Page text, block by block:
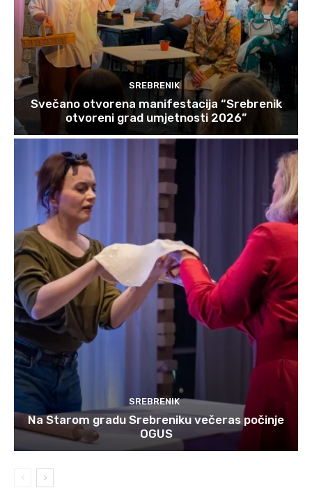
SREBRENIK
Svečano otvorena manifestacija “Srebrenik
otvoreni grad umjetnosti 2026”
SREBRENIK
Na Starom gradu Srebreniku večeras počinje
OGUS